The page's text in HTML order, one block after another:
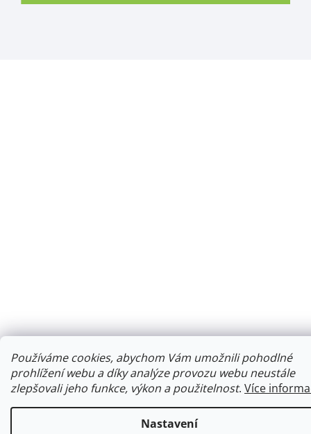
Používáme cookies, abychom Vám umožnili pohodlné
prohlížení webu a díky analýze provozu webu neustále
zlepšovali jeho funkce, výkon a použitelnost. Více
Nastavení